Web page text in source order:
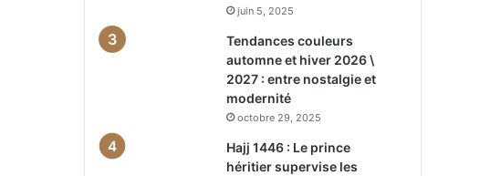
juin 5, 2025
Tendances couleurs
automne et hiver 2026 \
2027 : entre nostalgie et
modernité
octobre 29, 2025
Hajj 1446 : Le prince
héritier supervise les